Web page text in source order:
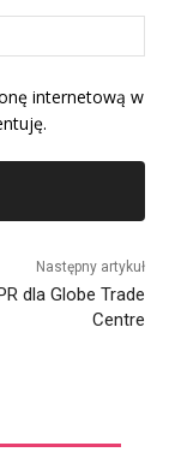
internetową w
Następny artykuł
dla Globe Trade
Centre